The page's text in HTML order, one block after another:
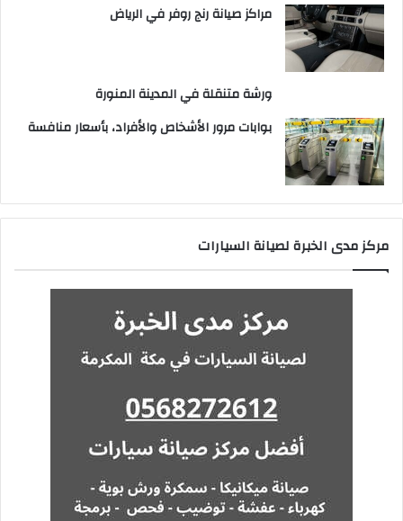
مراكز صيانة رنج روفر في الرياض
ورشة متنقلة في المدينة المنورة
بوابات مرور الأشخاص والأفراد، بأسعار منافسة
مركز مدى الخبرة لصيانة السيارات